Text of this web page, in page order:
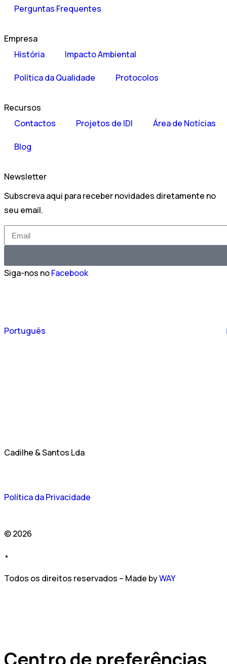
Perguntas Frequentes
Empresa
História
Impacto Ambiental
Política da Qualidade Protocolos
Recursos
Contactos
Projetos de IDI Área de Notícias
Blog
Newsletter
Subscreva aqui para receber novidades diretamente no
seu email.
Siga-nos noFacebook
Português
Español
Cadilhe & Santos Lda
Política da Privacidade
© 2026
•
Todos os direitos reservados – Made byWAY